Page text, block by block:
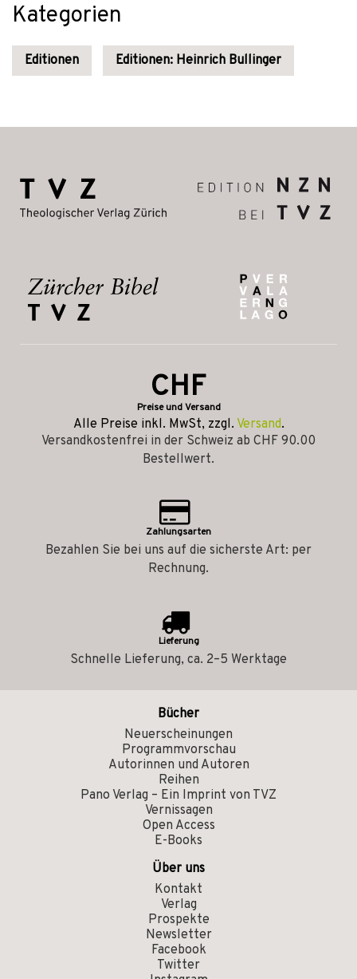
Kategorien
Editionen Editionen: Heinrich Bullinger
CHF
Preise und Versand
Alle Preise inkl. MwSt, zzgl. Versand.
Versandkostenfrei in der Schweiz ab CHF 90.00
Bestellwert.
Zahlungsarten
Bezahlen Sie bei uns auf die sicherste Art: per
Rechnung.
Lieferung
Schnelle Lieferung, ca. 2–5 Werktage
Bücher
Neuerscheinungen
Programmvorschau
Autorinnen und Autoren
Reihen
Pano Verlag – Ein Imprint von TVZ
Vernissagen
Open Access
E-Books
Über uns
Kontakt
Verlag
Prospekte
Newsletter
Facebook
Twitter